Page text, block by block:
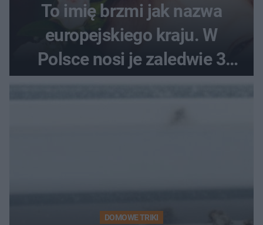
To imię brzmi jak nazwa
europejskiego kraju. W
Polsce nosi je zaledwie 3
DOMOWE TRIKI